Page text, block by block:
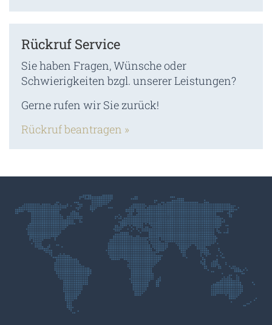
Rückruf Service
Sie haben Fragen, Wünsche oder
Schwierigkeiten bzgl. unserer Leistungen?
Gerne rufen wir Sie zurück!
Rückruf beantragen »